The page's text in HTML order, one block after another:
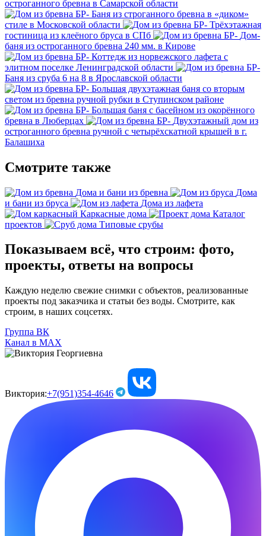
остроганного бревна в Самарской области
Баня из строганного бревна в «диком»
стиле в Московской области
Трёхэтажная
гостиница из клеёного бруса в СПб
Дом-
баня из остроганного бревна 240 мм. в Кирове
Коттедж из норвежского лафета с
элитном поселке Ленинградской области
Баня из сруба 6 на 8 в Ярославской области
Большая двухэтажная баня со вторым
светом из бревна ручной рубки в Ступинском районе
Большая баня с басейном из окорённого
бревна в Люберцах
Двухэтажный дом из
остроганного бревна ручной с четырёхскатной крышей в г.
Балашиха
Смотрите также
Дома и бани из бревна
Дома
и бани из бруса
Дома из лафета
Каркасные дома
Каталог
проектов
Типовые срубы
Показываем всё, что строим: фото,
проекты, ответы на вопросы
Каждую неделю свежие снимки с объектов, реализованные
проекты под заказчика и статьи без воды. Смотрите, как
строим, в наших соцсетях.
Группа ВК
Канал в МАХ
Виктория:+7(951)354-4646